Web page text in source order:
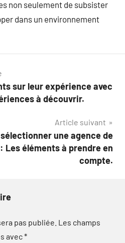
non seulement de subsister
dans un environnement
sur leur expérience avec
à découvrir.
Article suivant
une agence de
Les éléments à prendre en
compte.
pas publiée. Les champs
avec*